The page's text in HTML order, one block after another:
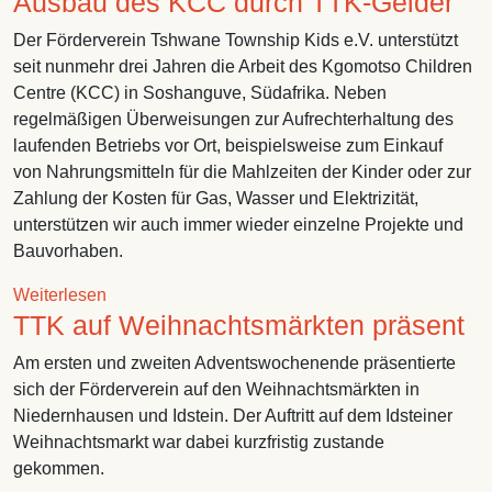
Der Förderverein Tshwane Township Kids e.V. unterstützt
seit nunmehr drei Jahren die Arbeit des Kgomotso Children
Centre (KCC) in Soshanguve, Südafrika. Neben
regelmäßigen Überweisungen zur Aufrechterhaltung des
laufenden Betriebs vor Ort, beispielsweise zum Einkauf
von Nahrungsmitteln für die Mahlzeiten der Kinder oder zur
Zahlung der Kosten für Gas, Wasser und Elektrizität,
unterstützen wir auch immer wieder einzelne Projekte und
Bauvorhaben.
Weiterlesen
TTK auf Weihnachtsmärkten präsent
Am ersten und zweiten Adventswochenende präsentierte
sich der Förderverein auf den Weihnachtsmärkten in
Niedernhausen und Idstein. Der Auftritt auf dem Idsteiner
Weihnachtsmarkt war dabei kurzfristig zustande
gekommen.